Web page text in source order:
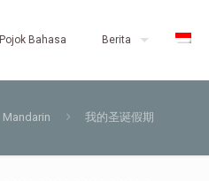
Pojok Bahasa Berita
Mandarin 我的圣诞假期